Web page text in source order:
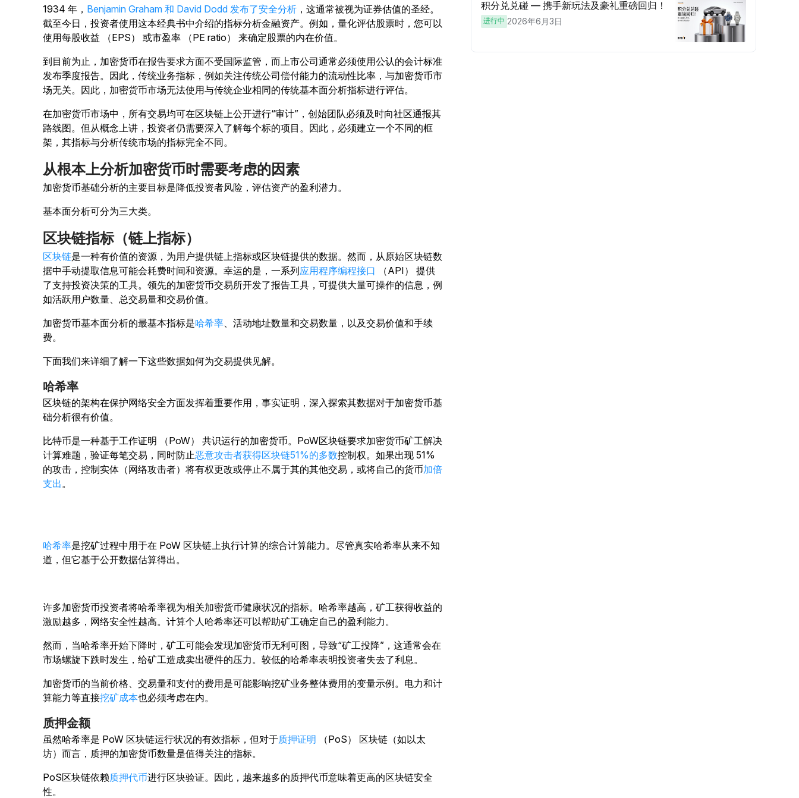
1934 年， Benjamin Graham 和 David Dodd 发布了安全分析 ，这通常被视为证券估值的圣经。
截至今日，投资者使用这本经典书中介绍的指标分析金融资产。例如，量化评估股票时，您可以
使用每股收益 （EPS） 或市盈率 （PE ratio） 来确定股票的内在价值。
到目前为止，加密货币在报告要求方面不受国际监管，而上市公司通常必须使用公认的会计标准
发布季度报告。因此，传统业务指标，例如关注传统公司偿付能力的流动性比率，与加密货币市
场无关。因此，加密货币市场无法使用与传统企业相同的传统基本面分析指标进行评估。
在加密货币市场中，所有交易均可在区块链上公开进行“审计”，创始团队必须及时向社区通报其
路线图。但从概念上讲，投资者仍需要深入了解每个标的项目。因此，必须建立一个不同的框
架，其指标与分析传统市场的指标完全不同。
从根本上分析加密货币时需要考虑的因素
加密货币基础分析的主要目标是降低投资者风险，评估资产的盈利潜力。
基本面分析可分为三大类。
区块链指标（链上指标）
区块链是一种有价值的资源，为用户提供链上指标或区块链提供的数据。然而，从原始区块链数
据中手动提取信息可能会耗费时间和资源。幸运的是，一系列应用程序编程接口 （API） 提供
了支持投资决策的工具。领先的加密货币交易所开发了报告工具，可提供大量可操作的信息，例
如活跃用户数量、总交易量和交易价值。
加密货币基本面分析的最基本指标是哈希率、活动地址数量和交易数量，以及交易价值和手续
费。
下面我们来详细了解一下这些数据如何为交易提供见解。
哈希率
区块链的架构在保护网络安全方面发挥着重要作用，事实证明，深入探索其数据对于加密货币基
础分析很有价值。
比特币是一种基于工作证明 （PoW） 共识运行的加密货币。 PoW区块链要求加密货币矿工解决
计算难题，验证每笔交易，同时防止恶意攻击者获得区块链51%的多数控制权。如果出现 51%
的攻击，控制实体（网络攻击者）将有权更改或停止不属于其的其他交易，或将自己的货币加倍
支出。
哈希率是挖矿过程中用于在 PoW 区块链上执行计算的综合计算能力。尽管真实哈希率从来不知
道，但它基于公开数据估算得出。
许多加密货币投资者将哈希率视为相关加密货币健康状况的指标。哈希率越高，矿工获得收益的
激励越多，网络安全性越高。计算个人哈希率还可以帮助矿工确定自己的盈利能力。
然而，当哈希率开始下降时，矿工可能会发现加密货币无利可图，导致“矿工投降”，这通常会在
市场螺旋下跌时发生，给矿工造成卖出硬件的压力。较低的哈希率表明投资者失去了利息。
加密货币的当前价格、交易量和支付的费用是可能影响挖矿业务整体费用的变量示例。电力和计
算能力等直接挖矿成本也必须考虑在内。
质押金额
虽然哈希率是 PoW 区块链运行状况的有效指标，但对于质押证明
（PoS） 区块链（如以太
坊）而言，质押的加密货币数量是值得关注的指标。
PoS区块链依赖质押代币进行区块验证。因此，越来越多的质押代币意味着更高的区块链安全
性。
积分兑兑碰 — 携手新玩法及豪礼重磅回归！
进行中 2026年6月3日